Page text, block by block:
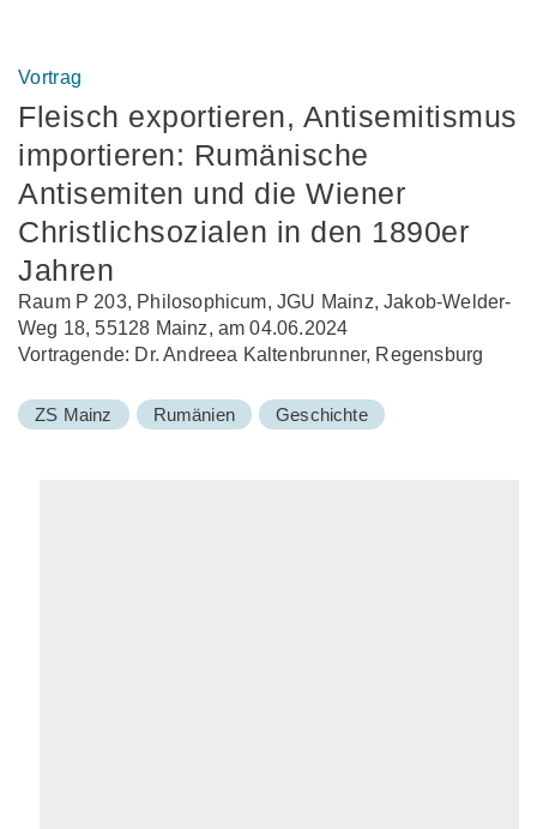
Vortrag
Fleisch exportieren, Antisemitismus
importieren: Rumänische
Antisemiten und die Wiener
Christlichsozialen in den 1890er
Jahren
Raum P 203, Philosophicum, JGU Mainz, Jakob-Welder-
Weg 18, 55128 Mainz, am 04.06.2024
Vortragende: Dr. Andreea Kaltenbrunner, Regensburg
ZS Mainz Rumänien Geschichte